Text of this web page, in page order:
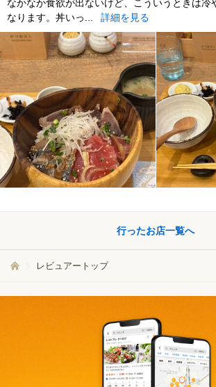
なかなか食欲が出ないけど、こういうときは冷
なります。丼いっ...
詳細を見る
行ったお店一覧へ
レビュアートップ